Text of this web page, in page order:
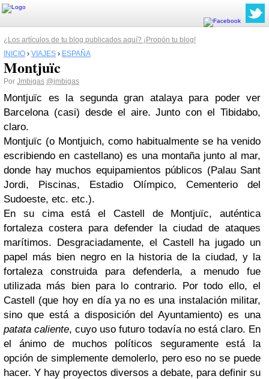
¿Los artículos de tu blog publicados aquí? ¡Propón tu blog!
INICIO › VIAJES › ESPAÑA
Montjuïc
Por Jmbigas @jmbigas
Montjuïc es la segunda gran atalaya para poder ver
Barcelona (casi) desde el aire. Junto con el Tibidabo,
claro.
Montjuïc (o Montjuich, como habitualmente se ha venido
escribiendo en castellano) es una montaña junto al mar,
donde hay muchos equipamientos públicos (Palau Sant
Jordi, Piscinas, Estadio Olímpico, Cementerio del
Sudoeste, etc. etc.).
En su cima está el Castell de Montjuïc, auténtica
fortaleza costera para defender la ciudad de ataques
marítimos. Desgraciadamente, el Castell ha jugado un
papel más bien negro en la historia de la ciudad, y la
fortaleza construida para defenderla, a menudo fue
utilizada más bien para lo contrario. Por todo ello, el
Castell (que hoy en día ya no es una instalación militar,
sino que está a disposición del Ayuntamiento) es una
patata caliente, cuyo uso futuro todavía no está claro. En
el ánimo de muchos políticos seguramente está la
opción de simplemente demolerlo, pero eso no se puede
hacer. Y hay proyectos diversos a debate, para definir su